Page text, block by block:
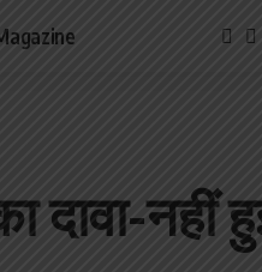
दावा-नहीं